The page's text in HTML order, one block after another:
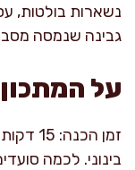
נשארות בולטות,
גבינה שנמסה
על המתכון
בינוני. לכמה סועדים: 8 מנות (תבנית בקוטר